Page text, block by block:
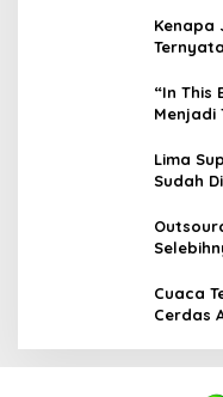
Kenapa
“In This
Menjadi
Lima
Sudah
Cuaca
Cerdas